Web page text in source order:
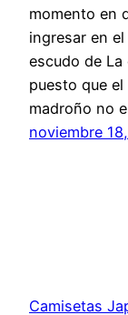
momento en
ingresar en
escudo de
puesto que
madroño no
noviembre
Camisetas